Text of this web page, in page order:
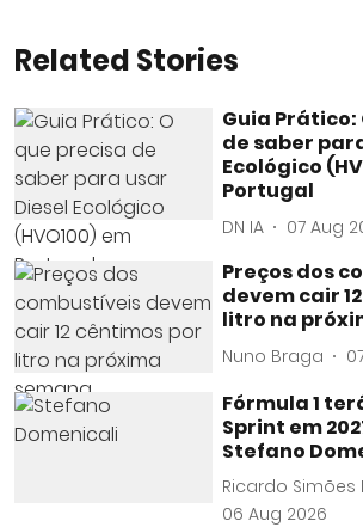
Related Stories
Guia Prático:
de saber
Ecológico
Portugal
DN IA 07 Aug
Preços dos
devem cair
litro na
Nuno Braga
Fórmula 1
Sprint em
Stefano
Ricardo Simões
06 Aug 2026